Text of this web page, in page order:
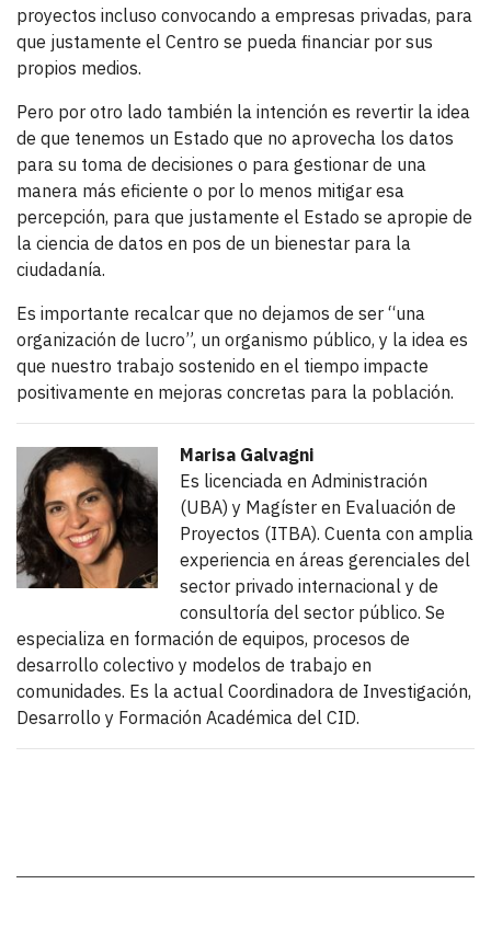
proyectos incluso convocando a empresas privadas, para
que justamente el Centro se pueda financiar por sus
propios medios.
Pero por otro lado también la intención es revertir la idea
de que tenemos un Estado que no aprovecha los datos
para su toma de decisiones o para gestionar de una
manera más eficiente o por lo menos mitigar esa
percepción, para que justamente el Estado se apropie de
la ciencia de datos en pos de un bienestar para la
ciudadanía.
Es importante recalcar que no dejamos de ser “una
organización de lucro”, un organismo público, y la idea es
que nuestro trabajo sostenido en el tiempo impacte
positivamente en mejoras concretas para la población.
Marisa Galvagni
Es licenciada en Administración
(UBA) y Magíster en Evaluación de
Proyectos (ITBA). Cuenta con amplia
experiencia en áreas gerenciales del
sector privado internacional y de
consultoría del sector público. Se
especializa en formación de equipos, procesos de
desarrollo colectivo y modelos de trabajo en
comunidades. Es la actual Coordinadora de Investigación,
Desarrollo y Formación Académica del CID.